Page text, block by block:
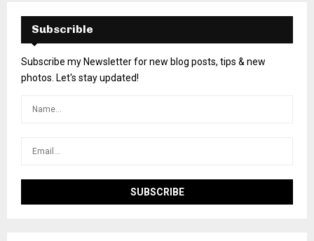
Subscrible
Subscribe my Newsletter for new blog posts, tips & new
photos. Let's stay updated!